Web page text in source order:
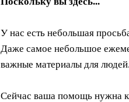
У нас есть небольшая
Даже самое небольшое
важные материалы для людей.
Сейчас ваша помощь нужна